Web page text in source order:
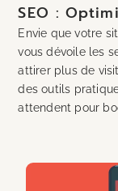
SEO :
Envie que votre
vous dévoile les
attirer plus de
des outils
attendent pour